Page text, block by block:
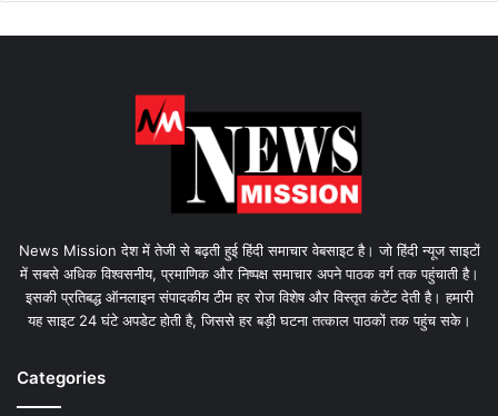
News Mission देश में तेजी से बढ़ती हुई हिंदी समाचार वेबसाइट है। जो हिंदी न्यूज साइटों
में सबसे अधिक विश्वसनीय, प्रमाणिक और निष्पक्ष समाचार अपने पाठक वर्ग तक पहुंचाती है।
इसकी प्रतिबद्ध ऑनलाइन संपादकीय टीम हर रोज विशेष और विस्तृत कंटेंट देती है। हमारी
यह साइट 24 घंटे अपडेट होती है, जिससे हर बड़ी घटना तत्काल पाठकों तक पहुंच सके।
Categories